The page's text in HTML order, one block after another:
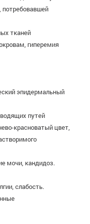
потребовавшей
тканей
гиперемия
эпидермальный
путей
красноватый цвет,
мочи, кандидоз.
слабость.